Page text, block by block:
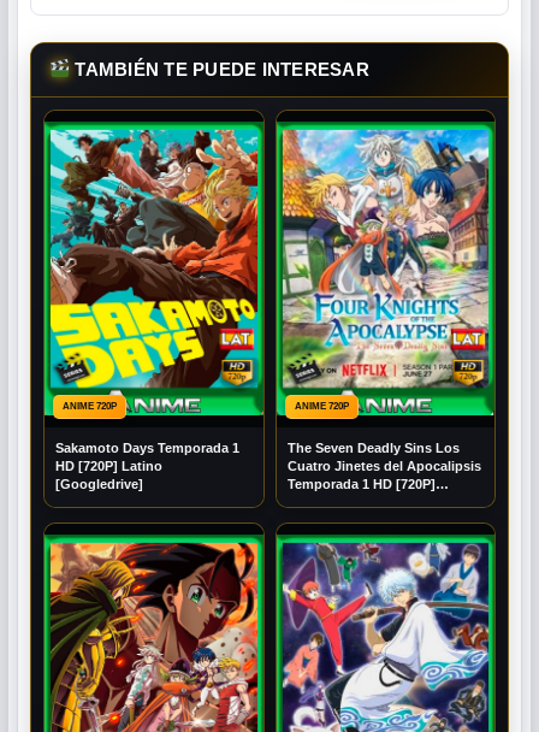
TAMBIÉN TE PUEDE INTERESAR
ANIME 720P
Sakamoto Days Temporada 1
HD [720P] Latino
[Googledrive]
ANIME 720P
The Seven Deadly Sins Los
Cuatro Jinetes del Apocalipsis
Temporada 1 HD [720P]